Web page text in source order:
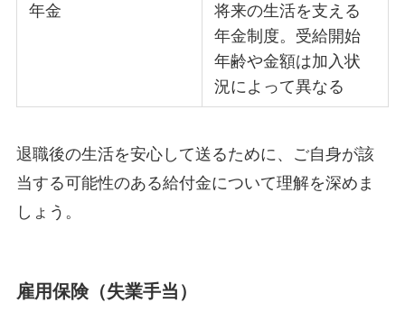
年金
将来の生活を支える
年金制度。受給開始
年齢や金額は加入状
況によって異なる
退職後の生活を安心して送るために、ご自身が該
当する可能性のある給付金について理解を深めま
しょう。
雇用保険（失業手当）